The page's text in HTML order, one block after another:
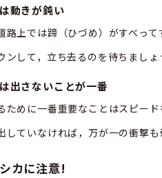
動きが鈍い
上では蹄（ひづめ）がすべって
して，立ち去るのを待ちましょ
出さないことが一番
めに一番重要なことはスピード
ていなければ，万が一の衝撃も
カに注意!